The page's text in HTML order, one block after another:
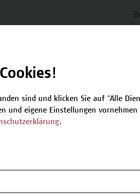
sind und klicken Sie auf "Alle
und eigene Einstellungen
.